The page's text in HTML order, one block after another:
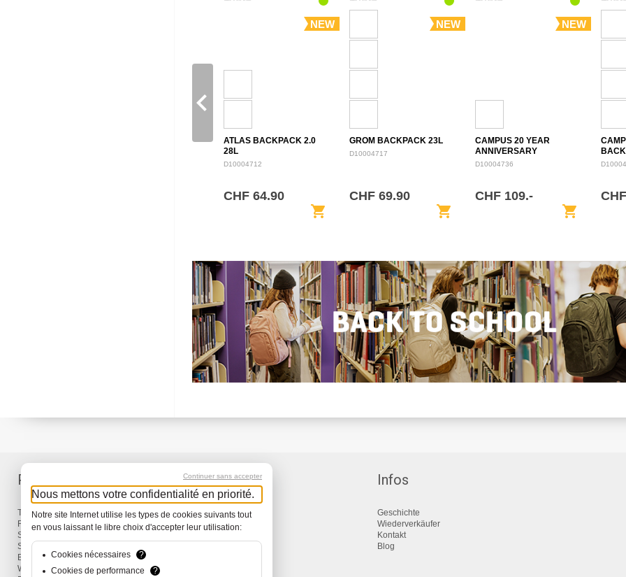
NEW
ATLAS BACKPACK 2.0
28L
D10004712
CHF 64.90
shopping_cart
NEW
GROM BACKPACK 23L
D10004717
CHF 69.90
shopping_cart
NEW
CAMPUS 20 YEAR
ANNIVERSARY
BACKPACK 28L
D10004736
CHF 109.-
shopping_cart
navigate_before
Produkte
Taschen & Rucksäcke
Reisen
Snow
Surf
Bike
Wind
Service
Lieferung
Garantie
Infos
Geschichte
Wiederverkäufer
Kontakt
Blog
Continuer sans accepter
Nous mettons votre confidentialité en priorité.
Notre site Internet utilise les types de cookies suivants tout
en vous laissant le libre choix d'accepter leur utilisation:
Cookies nécessaires
?
Cookies de performance
?